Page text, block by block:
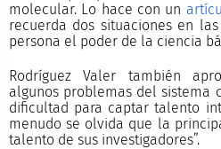
molecular. Lo hace con un
recuerda dos situaciones en
persona el poder de la ciencia
Rodríguez Valer también
algunos problemas del sistema
dificultad para captar talento
menudo se olvida que la
talento de sus investigadores”.